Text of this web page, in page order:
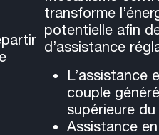
transforme
potentielle afin
d’assistance
L’assistance
couple
supérieure
Assistance